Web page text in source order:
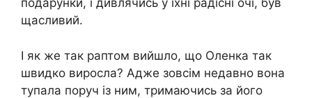
подарунки, і дивлячись у їхні радісні очі, був
щасливий.
І як же так раптом вийшло, що Оленка так
швидко виросла? Адже зовсім недавно вона
тупала поруч із ним, тримаючись за його